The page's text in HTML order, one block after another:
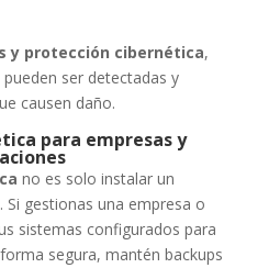
y protección cibernética,
ser detectadas y
causen daño.
para empresas y
no es solo instalar un
Si gestionas una empresa o
sistemas configurados para
segura, mantén backups